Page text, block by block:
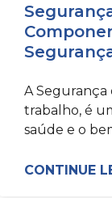
A Segurança
trabalho, é
saúde e o
CONTINUE